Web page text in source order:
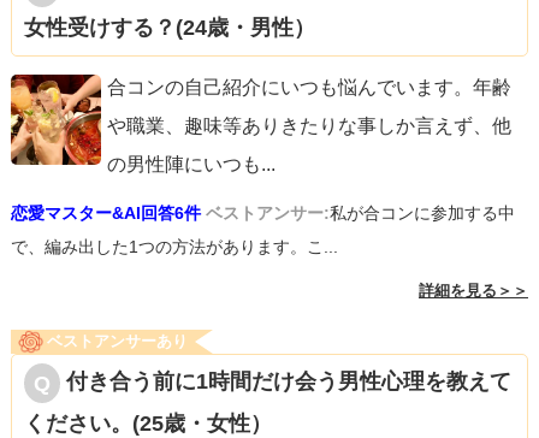
女性受けする？(24歳・男性）
合コンの自己紹介にいつも悩んでいます。年齢
や職業、趣味等ありきたりな事しか言えず、他
の男性陣にいつも...
恋愛マスター&AI回答6件 ベストアンサー:私が合コンに参加する中
で、編み出した1つの方法があります。こ...
詳細を見る＞＞
ベストアンサーあり
付き合う前に1時間だけ会う男性心理を教えて
ください。(25歳・女性）